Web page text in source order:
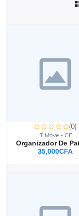
(0)
IT Move - GE
35,000CFA